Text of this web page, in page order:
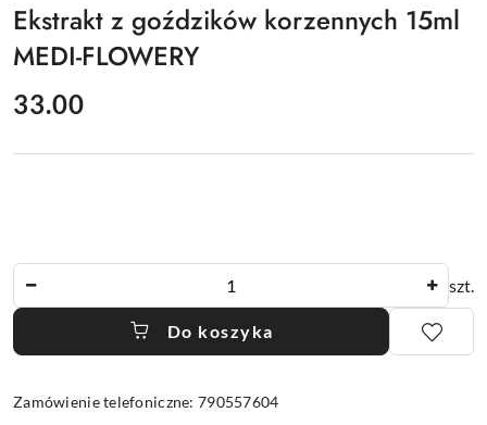
Ekstrakt z goździków korzennych 15ml
MEDI-FLOWERY
cena:
33.00
szt.
Do koszyka
Zamówienie telefoniczne: 790557604